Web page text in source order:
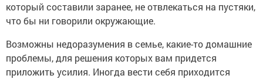
который составили заранее, не отвлекаться на пустяки,
что бы ни говорили окружающие.
Возможны недоразумения в семье, какие-то домашние
проблемы, для решения которых вам придется
приложить усилия. Иногда вести себя приходится